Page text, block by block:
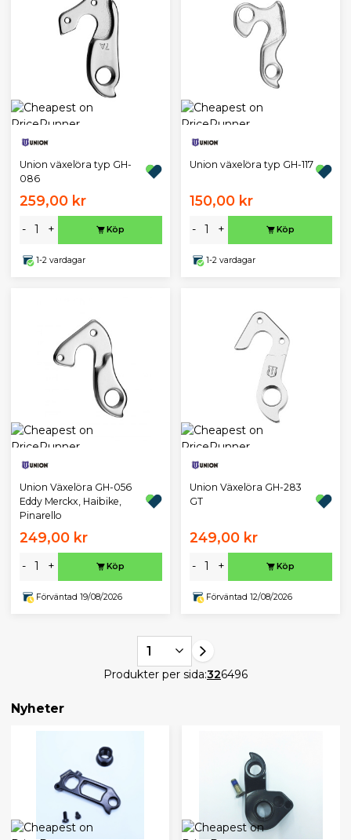
Union växelöra typ GH-
086
259,00 kr
- + Köp
1-2 vardagar
Union växelöra typ GH-117
150,00 kr
- + Köp
1-2 vardagar
Union Växelöra GH-056
Eddy Merckx, Haibike,
Pinarello
249,00 kr
- + Köp
Förväntad 19/08/2026
Union Växelöra GH-283
GT
249,00 kr
- + Köp
Förväntad 12/08/2026
1
Produkter per sida:326496
Nyheter